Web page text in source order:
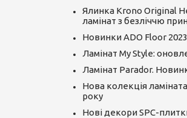
Ялинка Krono Original
ламінат з безліччю
Новинки ADO Floor 2023
Ламінат My Style:
Ламінат Parador.
Нова колекція
року
Нові декори SPC-